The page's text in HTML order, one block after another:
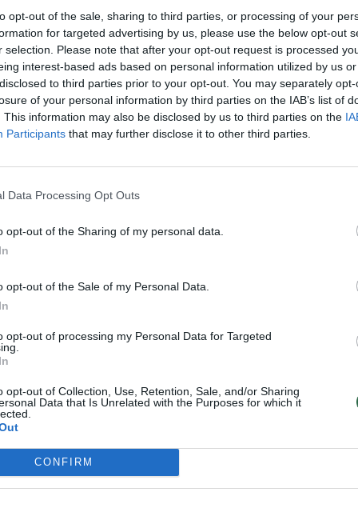
opt-out of the sale, sharing to third parties, or processing of your
for targeted advertising by us, please use the below opt-out
selection. Please note that after your opt-out request is processed
interest-based ads based on personal information utilized by us
to third parties prior to your opt-out. You may separately
of your personal information by third parties on the IAB’s list of
This information may also be disclosed by us to third parties on the
Participants that may further disclose it to other third parties.
Data Processing Opt Outs
opt-out of the Sharing of my personal data.
opt-out of the Sale of my Personal Data.
opt-out of processing my Personal Data for Targeted
opt-out of Collection, Use, Retention, Sale, and/or Sharing
Data that Is Unrelated with the Purposes for which it
CONFIRM
miesteliai Lietuva tik Lrytas.TV
K. Prunskienės brolis prisiminė jaudinančią
akimirką prieš mirtį: „Tai buvo simbolinis
festivalio Vilniuje: atskleidė populiariausią
Žinios | Lietuvos diena